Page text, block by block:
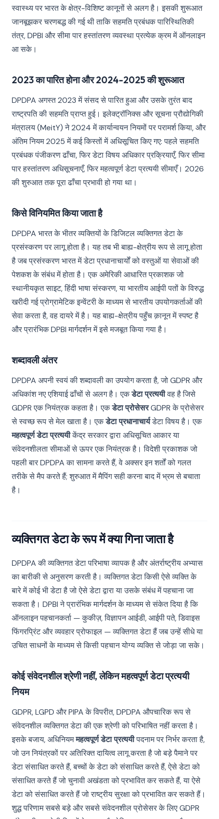
स्वास्थ्य पर भारत के क्षेत्र-विशिष्ट कानूनों से अलग है। इसकी शुरूआत
जानबूझकर चरणबद्ध की गई थी ताकि सहमति प्रबंधक पारिस्थितिकी
तंत्र, DPBI और सीमा पार हस्तांतरण व्यवस्था प्रत्येक क्रम में ऑनलाइन
आ सके।
2023 का पारित होना और 2024-2025 की शुरूआत
DPDPA अगस्त 2023 में संसद से पारित हुआ और उसके तुरंत बाद
राष्ट्रपति की सहमति प्राप्त हुई। इलेक्ट्रॉनिक्स और सूचना प्रौद्योगिकी
मंत्रालय (MeitY) ने 2024 में कार्यान्वयन नियमों पर परामर्श किया, और
अंतिम नियम 2025 में कई किस्तों में अधिसूचित किए गए: पहले सहमति
प्रबंधक पंजीकरण ढाँचा, फिर डेटा विषय अधिकार प्रक्रियाएँ, फिर सीमा
पार हस्तांतरण अधिसूचनाएँ, फिर महत्वपूर्ण डेटा प्रत्ययी सीमाएँ। 2026
की शुरुआत तक पूरा ढाँचा प्रभावी हो गया था।
किसे विनियमित किया जाता है
DPDPA भारत के भीतर व्यक्तियों के डिजिटल व्यक्तिगत डेटा के
प्रसंस्करण पर लागू होता है। यह तब भी बाह्य-क्षेत्रीय रूप से लागू होता
है जब प्रसंस्करण भारत में डेटा प्रधानाचार्यों को वस्तुओं या सेवाओं की
पेशकश के संबंध में होता है। एक अमेरिकी आधारित प्रकाशक जो
स्थानीयकृत साइट, हिंदी भाषा संस्करण, या भारतीय आईपी पतों के विरुद्ध
खरीदी गई प्रोग्रामेटिक इन्वेंटरी के माध्यम से भारतीय उपयोगकर्ताओं की
सेवा करता है, वह दायरे में है। यह बाह्य-क्षेत्रीय पहुँच क़ानून में स्पष्ट है
और प्रारंभिक DPBI मार्गदर्शन में इसे मजबूत किया गया है।
शब्दावली अंतर
DPDPA अपनी स्वयं की शब्दावली का उपयोग करता है, जो GDPR और
अधिकांश नए एशियाई ढाँचों से अलग है। एकडेटा प्रत्ययीवह है जिसे
GDPR एक नियंत्रक कहता है। एकडेटा प्रोसेसरGDPR के प्रोसेसर
से स्वच्छ रूप से मेल खाता है। एकडेटा प्रधानाचार्यडेटा विषय है। एक
महत्वपूर्ण डेटा प्रत्ययीकेंद्र सरकार द्वारा अधिसूचित आकार या
संवेदनशीलता सीमाओं से ऊपर एक नियंत्रक है। विदेशी प्रकाशक जो
पहली बार DPDPA का सामना करते हैं, वे अक्सर इन शर्तों को गलत
तरीके से मैप करते हैं; शुरुआत में मैपिंग सही करना बाद में भ्रम से बचाता
है।
व्यक्तिगत डेटा के रूप में क्या गिना जाता है
DPDPA की व्यक्तिगत डेटा परिभाषा व्यापक है और अंतर्राष्ट्रीय अभ्यास
का बारीकी से अनुसरण करती है। व्यक्तिगत डेटा किसी ऐसे व्यक्ति के
बारे में कोई भी डेटा है जो ऐसे डेटा द्वारा या उसके संबंध में पहचाना जा
सकता है। DPBI ने प्रारंभिक मार्गदर्शन के माध्यम से संकेत दिया है कि
ऑनलाइन पहचानकर्ता — कुकीज़, विज्ञापन आईडी, आईपी पते, डिवाइस
फिंगरप्रिंट और व्यवहार प्रोफाइल — व्यक्तिगत डेटा हैं जब उन्हें सीधे या
उचित साधनों के माध्यम से किसी पहचान योग्य व्यक्ति से जोड़ा जा सके।
कोई संवेदनशील श्रेणी नहीं, लेकिन महत्वपूर्ण डेटा प्रत्ययी
नियम
GDPR, LGPD और PIPA के विपरीत, DPDPA औपचारिक रूप से
संवेदनशील व्यक्तिगत डेटा की एक श्रेणी को परिभाषित नहीं करता है।
इसके बजाय, अधिनियममहत्वपूर्ण डेटा प्रत्ययीपदनाम पर निर्भर करता है,
जो उन नियंत्रकों पर अतिरिक्त दायित्व लागू करता है जो बड़े पैमाने पर
डेटा संसाधित करते हैं, बच्चों के डेटा को संसाधित करते हैं, ऐसे डेटा को
संसाधित करते हैं जो चुनावी अखंडता को प्रभावित कर सकते हैं, या ऐसे
डेटा को संसाधित करते हैं जो राष्ट्रीय सुरक्षा को प्रभावित कर सकते हैं।
शुद्ध परिणाम सबसे बड़े और सबसे संवेदनशील प्रोसेसर के लिए GDPR